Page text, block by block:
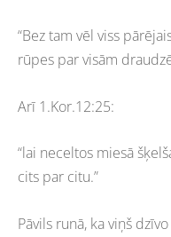
“Bez tam vēl viss
rūpes par visām
Arī 1.Kor.12:25:
“lai neceltos miesā
cits par citu.”
Pāvils runā, ka viņš